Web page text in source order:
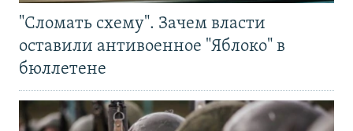
"Сломать схему". Зачем власти
оставили антивоенное "Яблоко" в
бюллетене